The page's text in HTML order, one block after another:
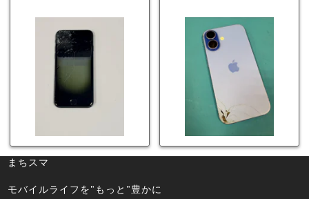
れ・液晶不良も当日
60分で修理可能！
少し膨張したバッテ
リーも当日90分で安
心修理！
まちスマ
モバイルライフを"もっと"豊かに